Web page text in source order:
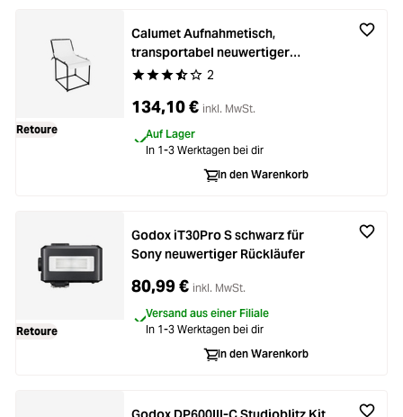
Retoure
Durchschnittliche Bewertung von 3.5 von 5
2
Calumet Aufnahmetisch,
transportabel neuwertiger
Rückläufer
134,10 € inkl. MwSt.
Auf Lager
In 1-3 Werktagen bei dir
In den Warenkorb
Retoure
Godox iT30Pro S schwarz für
Sony neuwertiger Rückläufer
80,99 € inkl. MwSt.
Versand aus einer Filiale
In 1-3 Werktagen bei dir
In den Warenkorb